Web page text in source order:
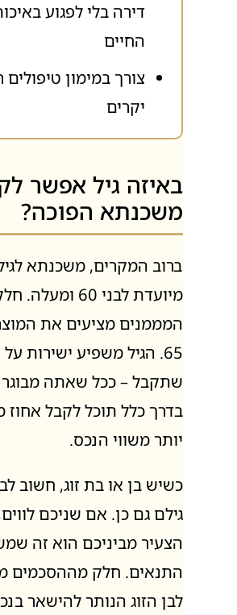
דירה בלי לפגוע
החיים
צורך במימון טיפולים
יקרים
באיזה גיל אפשר
משכנתא הפוכה?
ברוב המקרים, משכנתא
מיועדת לבני 60
המממנים מציעים את
65. הגיל משפיע ישירות
שתקבל – ככל שאתה מבוגר
בדרך כלל תוכל לקבל אחוז
יותר משווי הנכס.
כשיש בן או בת זוג, חשוב
גילם גם כן. אם שניכם
הצעיר מביניכם הוא זה
התנאים. חלק מההסכמים
לבן הזוג הנותר להישאר